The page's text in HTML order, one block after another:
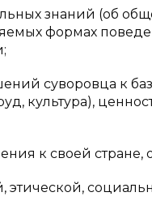
знаний (об
формах
суворовца к
культура),
к своей стране,